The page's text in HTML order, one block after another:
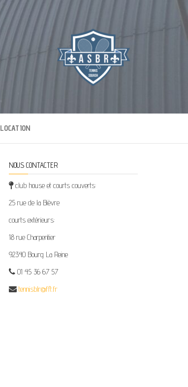
LOCATION
NOUS CONTACTER
club house et courts couverts:
25 rue de la Bièvre
courts extérieurs:
18 rue Charpentier
92340 Bourg La Reine
01 45 36 67 57
tennisblr@fft.fr